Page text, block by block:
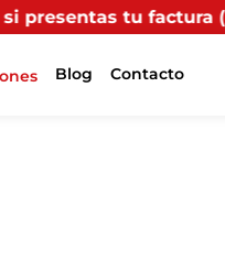
(física o
Blog Contacto